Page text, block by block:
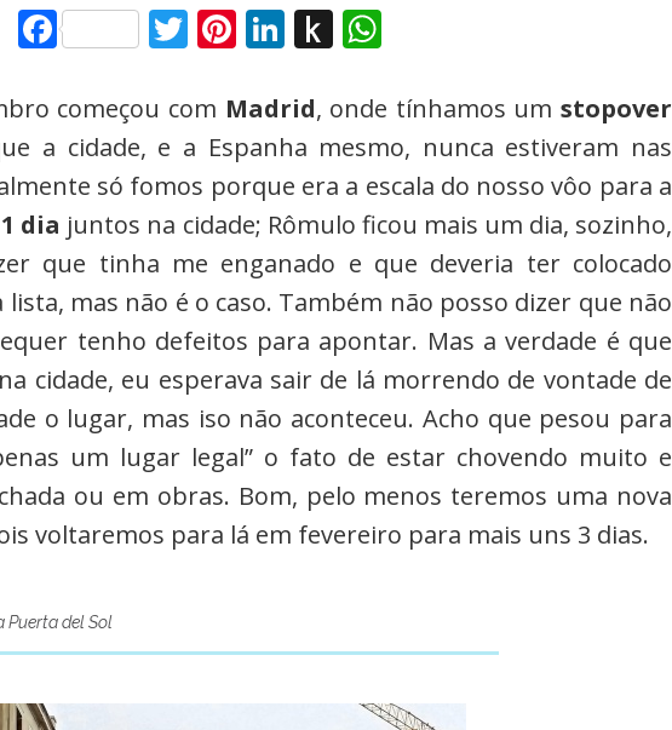
FacebookTwitter
Pinterest
LinkedIn
Push
Kindle
começou com Madrid, onde tínhamos umstopover
a cidade, e a Espanha mesmo, nunca estiveram nas
só fomos porque era a escala do nosso vôo para a
1 dia juntos na cidade; Rômulo ficou mais um dia, sozinho,
que tinha me enganado e que deveria ter colocado
mas não é o caso. Também não posso dizer que não
tenho defeitos para apontar. Mas a verdade é que
cidade, eu esperava sair de lá morrendo de vontade de
o lugar, mas iso não aconteceu. Acho que pesou para
um lugar legal” o fato de estar chovendo muito e
ou em obras. Bom, pelo menos teremos uma nova
voltaremos para lá em fevereiro para mais uns 3 dias.
Puerta del Sol